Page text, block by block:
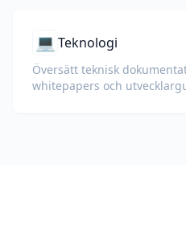
💻 Teknologi
Översätt teknisk
whitepapers och